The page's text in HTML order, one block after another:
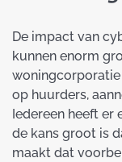
De impact van
kunnen enorm
op huurders,
Iedereen heeft er
de kans groot is
maakt dat